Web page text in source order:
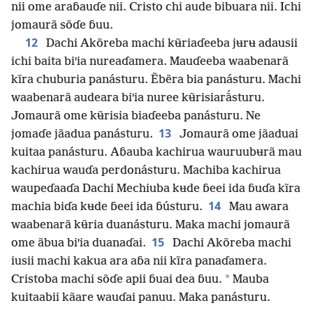
nii ome araɓauɗe nii. Cristo chi aude bibuara nii. Ichi
jomaurã sõɗe ɓuu.
12
Dachi Akõreba machi kʉ̃riaɗeeba jʉrʉ adausii
ichi baita biꞌia nureaɗamera. Mauɗeeba waabenarã
kĩra chuburia panásturu. Ẽbẽra bia panásturu. Machi
waabenarã audeara biꞌia nuree kʉ̃risiarã́sturu.
Jomaurã ome kʉ̃risia biaɗeeba panásturu. Ne
jomaɗe jãadua panásturu. 13
Jomaurã ome jãaduai
kuitaa panásturu. Aɓauba kachirua wauruubʉrã mau
kachirua wauɗa perdonásturu. Machiba kachirua
waupeɗaaɗa Dachi Mechiuba kʉde ɓeei ida ɓuɗa kĩra
machia biɗa kʉde ɓeei ida ɓústuru. 14
Mau awara
waabenarã kʉ̃ria duanásturu. Maka machi jomaurã
ome ãbua biꞌia duanaɗai. 15
Dachi Akõreba machi
iusii machi kakua ara aɓa nii kĩra panaɗamera.
Cristoba machi sõɗe apii ɓuai dea ɓuu. * Mauba
kuitaabii kãare wauɗai panuu. Maka panásturu.